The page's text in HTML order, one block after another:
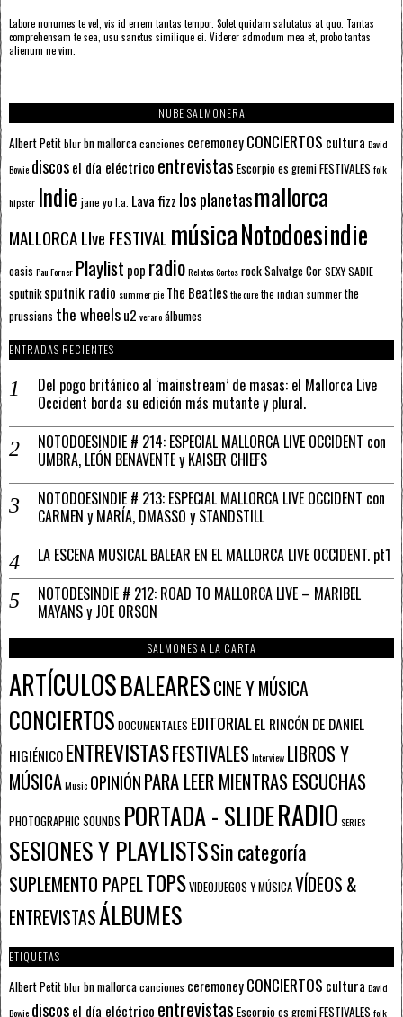
Labore nonumes te vel, vis id errem tantas tempor. Solet quidam salutatus at quo. Tantas
comprehensam te sea, usu sanctus similique ei. Viderer admodum mea et, probo tantas
alienum ne vim.
NUBE SALMONERA
Albert Petitblurbn mallorcacanciones ceremoneyCONCIERTOS cultura David
Bowie discosel día eléctrico entrevistas Escorpioes gremiFESTIVALES folk
hipster Indie jane yo l.a. Lava fizz los planetasmallorca
MALLORCA LIve FESTIVAL músicaNotodoesindie
oasis Pau Forner Playlist pop radioRelatos CortosrockSalvatge CorSEXY SADIE
sputnik sputnik radio summer pie The Beatlesthe curethe indian summerthe
prussians the wheelsu2 veranoálbumes
ENTRADAS RECIENTES
Del pogo británico al ‘mainstream’ de masas: el Mallorca Live
Occident borda su edición más mutante y plural.
NOTODOESINDIE # 214: ESPECIAL MALLORCA LIVE OCCIDENT con
UMBRA, LEÓN BENAVENTE y KAISER CHIEFS
NOTODOESINDIE # 213: ESPECIAL MALLORCA LIVE OCCIDENT con
CARMEN y MARÍA, DMASSO y STANDSTILL
LA ESCENA MUSICAL BALEAR EN EL MALLORCA LIVE OCCIDENT. pt1
NOTODESINDIE # 212: ROAD TO MALLORCA LIVE – MARIBEL
MAYANS y JOE ORSON
SALMONES A LA CARTA
ARTÍCULOSBALEARESCINE Y MÚSICA
CONCIERTOS DOCUMENTALES EDITORIALEL RINCÓN DE DANIEL
HIGIÉNICOENTREVISTASFESTIVALESInterview LIBROS Y
MÚSICAMusic OPINIÓNPARA LEER MIENTRAS ESCUCHAS
PHOTOGRAPHIC SOUNDS PORTADA - SLIDERADIO SERIES
SESIONES Y PLAYLISTSSin categoría
SUPLEMENTO PAPELTOPSVIDEOJUEGOS Y MÚSICAVÍDEOS &
ENTREVISTASÁLBUMES
ETIQUETAS
Albert Petitblurbn mallorcacanciones ceremoneyCONCIERTOS cultura David
Bowie discosel día eléctrico entrevistas Escorpioes gremiFESTIVALES folk